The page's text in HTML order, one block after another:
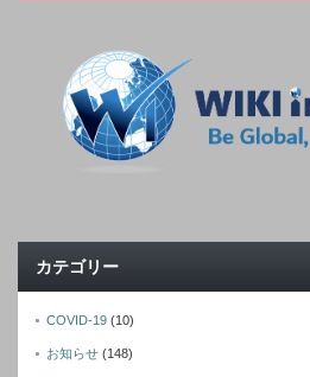
カテゴリー
COVID-19 (10)
お知らせ (148)